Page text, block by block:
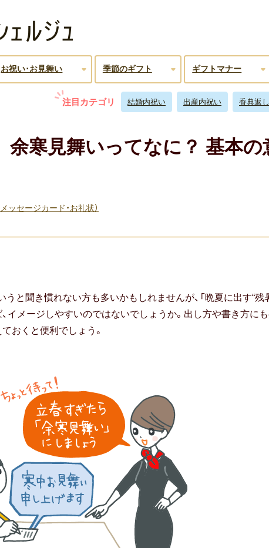
お祝い･お見舞い 季節のギフト ギフトマナー
注目カテゴリ 結婚内祝い 出産内祝い 香典返し
余寒見舞いってなに？ 基本
ッセージカード・お礼状）
うと聞き慣れない方も多いかもしれませんが、「晩夏に出す“残
、イメージしやすいのではないでしょうか。出し方や書き方に
ておくと便利でしょう。